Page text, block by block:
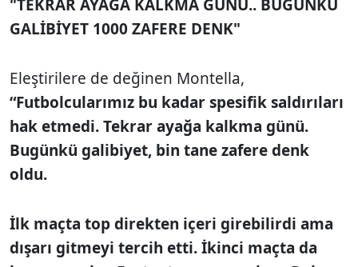
"TEKRAR AYAĞA KALKMA GÜNÜ.. BUGÜNKÜ
GALİBİYET 1000 ZAFERE DENK"
Eleştirilere de değinen Montella,
“Futbolcularımız bu kadar spesifik saldırıları
hak etmedi. Tekrar ayağa kalkma günü.
Bugünkü galibiyet, bin tane zafere denk
oldu.
İlk maçta top direkten içeri girebilirdi ama
dışarı gitmeyi tercih etti. İkinci maçta da